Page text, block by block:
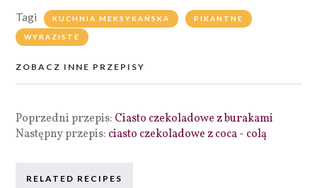
Tagi KUCHNIA MEKSYKAŃSKA PIKANTNE
WYRAZISTE
ZOBACZ INNE PRZEPISY
Poprzedni przepis: Ciasto czekoladowe z burakami
Następny przepis: ciasto czekoladowe z coca - colą
RELATED RECIPES